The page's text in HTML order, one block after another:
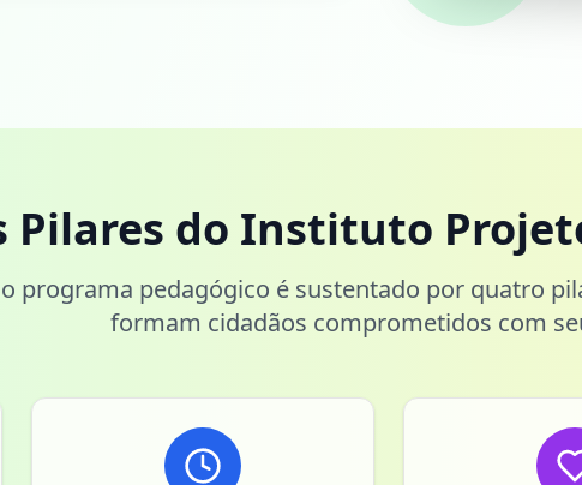
Pilares do Instituto
programa pedagógico é sustentado por quatro
formam cidadãos comprometidos com